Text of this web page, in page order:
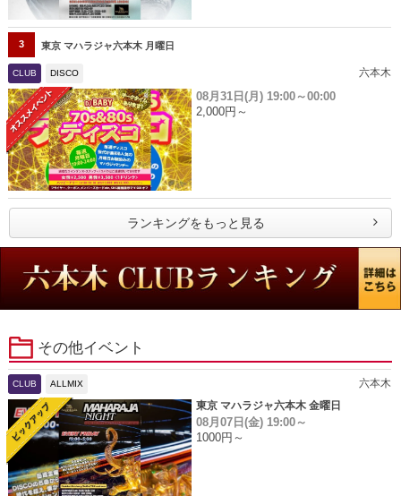
3 東京 マハラジャ六本木 月曜日
CLUB DISCO 六本木
08月31日(月) 19:00～00:00
2,000円～
ランキングをもっと見る
その他イベント
CLUB ALLMIX
六本木
東京 マハラジャ六本木 金曜日
08月07日(金) 19:00～
1000円～